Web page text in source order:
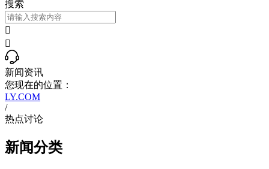
搜索


新闻资讯
您现在的位置：
LY.COM
/
热点讨论
新闻分类